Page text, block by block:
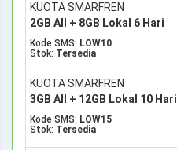
KUOTA SMARFREN
2GB All + 8GB Lokal 6 Hari
Kode SMS: LOW10
Stok: Tersedia
KUOTA SMARFREN
3GB All + 12GB Lokal 10 Hari
Kode SMS: LOW15
Stok: Tersedia